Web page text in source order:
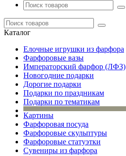
Каталог
Елочные игрушки из фарфора
Фарфоровые вазы
Императорский фарфор (ЛФЗ)
Новогодние подарки
Дорогие подарки
Подарки по праздникам
Подарки по тематикам
Картины
Фарфоровая посуда
Фарфоровые скульптуры
Фарфоровые статуэтки
Сувениры из фарфора